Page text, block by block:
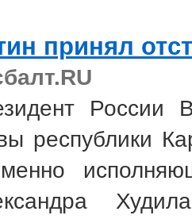
принял
России
республики